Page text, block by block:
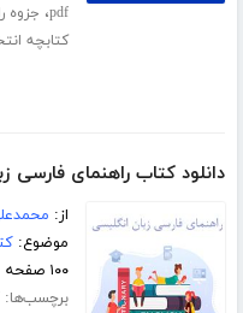
pdf، جزوه
کتابچه
دانلود کتاب راهنمای فارسی
از:
موضوع:
۱۰۰ صفحه
برچسب‌ها: